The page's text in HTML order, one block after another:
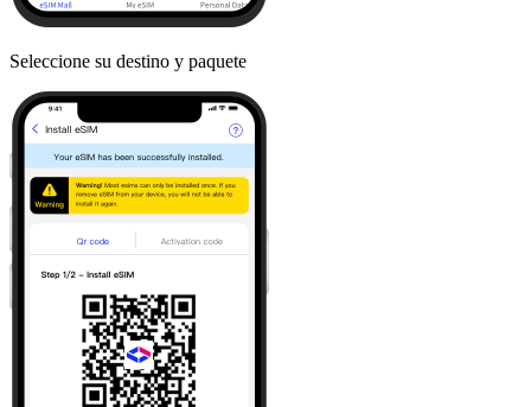
Seleccione su destino y paquete